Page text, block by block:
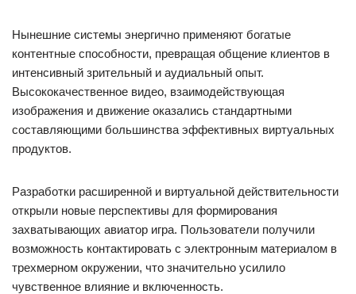
Нынешние системы энергично применяют богатые
контентные способности, превращая общение клиентов в
интенсивный зрительный и аудиальный опыт.
Высококачественное видео, взаимодействующая
изображения и движение оказались стандартными
составляющими большинства эффективных виртуальных
продуктов.
Разработки расширенной и виртуальной действительности
открыли новые перспективы для формирования
захватывающих авиатор игра. Пользователи получили
возможность контактировать с электронным материалом в
трехмерном окружении, что значительно усилило
чувственное влияние и включенность.